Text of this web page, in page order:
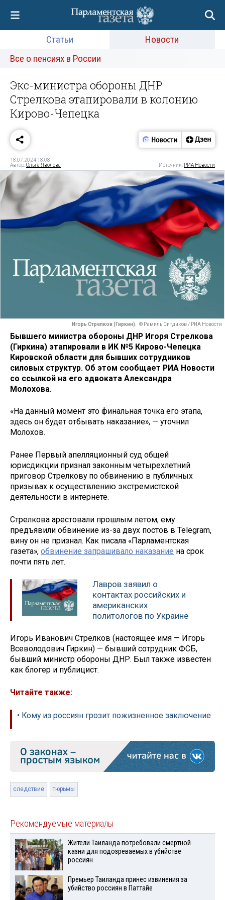
Статьи
Новости
Все о пенсиях в России
Экс-министра обороны ДНР
Стрелкова этапировали в колонию
Кирово-Чепецка
18.07.2024 18:08
Автор:Ольга Яволова Источник: РИА Новости
Игорь Стрелков (Гиркин). © Рамиль Ситдиков / РИА Новости
Бывшего министра обороны ДНР Игоря Стрелкова
(Гиркина) этапировали в ИК №5 Кирово-Чепецка
Кировской области для бывших сотрудников
силовых структур. Об этом сообщает РИА Новости
со ссылкой на его адвоката Александра
Молохова.
«На данный момент это финальная точка его этапа,
здесь он будет отбывать наказание», — уточнил
Молохов.
Ранее Первый апелляционный суд общей
юрисдикции признал законным четырехлетний
приговор Стрелкову по обвинению в публичных
призывах к осуществлению экстремистской
деятельности в интернете.
Стрелкова арестовали прошлым летом, ему
предъявили обвинение из-за двух постов в Telegram,
вину он не признал. Как писала «Парламентская
газета», обвинение запрашивало наказание на срок
почти пять лет.
Лавров заявил о
контактах российских и
американских
политологов по Украине
Игорь Иванович Стрелков (настоящее имя — Игорь
Всеволодович Гиркин) — бывший сотрудник ФСБ,
бывший министр обороны ДНР. Был также известен
как блогер и публицист.
Читайте также:
• Кому из россиян грозит пожизненное заключение
следствие тюрьмы
Рекомендуемые материалы
Жители Таиланда потребовали смертной
казни для подозреваемых в убийстве
россиян
Премьер Таиланда принес извинения за
убийство россиян в Паттайе